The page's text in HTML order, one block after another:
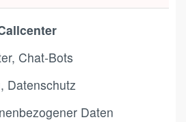
Chat-Bots
Datenschutz
Daten